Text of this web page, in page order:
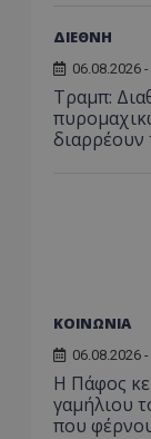
ΔΙΕΘΝΗ
06.08.2026
Τραμπ:
διαρρέουν
ΚΟΙΝΩΝΙΑ
06.08.2026
Η Πάφος
γαμήλιου
που